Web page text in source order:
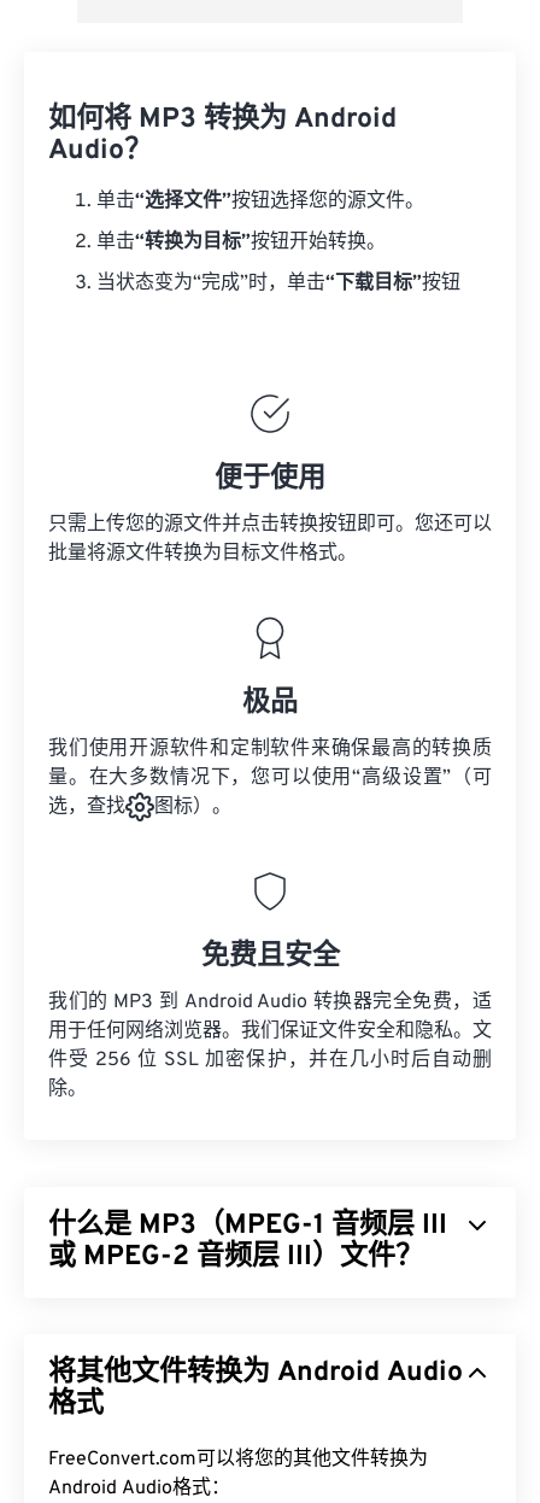
如何将 MP3 转换为 Android
Audio？
单击“选择文件”按钮选择您的源文件。
单击“转换为目标”按钮开始转换。
当状态变为“完成”时，单击“下载目标”按钮
便于使用
只需上传您的源文件并点击转换按钮即可。您还可以
批量将源文件转换为目标文件格式。
极品
我们使用开源软件和定制软件来确保最高的转换质
量。在大多数情况下，您可以使用“高级设置”（可
选，查找
图标）。
免费且安全
我们的 MP3 到 Android Audio 转换器完全免费，适
用于任何网络浏览器。我们保证文件安全和隐私。文
件受 256 位 SSL 加密保护，并在几小时后自动删
除。
什么是 MP3（MPEG-1 音频层 III
或 MPEG-2 音频层 III）文件？
的文件，以便进行数字存储和传输。MP3 文件是消
费者最常用的音频文件。由于体积小且质量高，
如何打开 MP3 文件？
将其他文件转换为 Android Audio
格式
FreeConvert.com可以将您的其他文件转换为
Android Audio格式：